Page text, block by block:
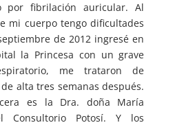
por fibrilación auricular. Al
mi cuerpo tengo dificultades
de 2012 ingresé en
la Princesa con un grave
me trataron de
alta tres semanas después.
es la Dra. doña María
Consultorio Potosí. Y los